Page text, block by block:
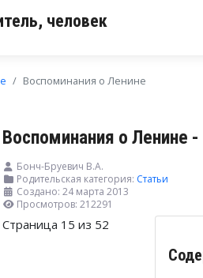
человек
Воспоминания о Ленине
Воспоминания о
Бонч-Бруевич В.А.
Родительская категория: Статьи
Создано: 24 марта 2013
Просмотров: 212291
Страница 15 из 52